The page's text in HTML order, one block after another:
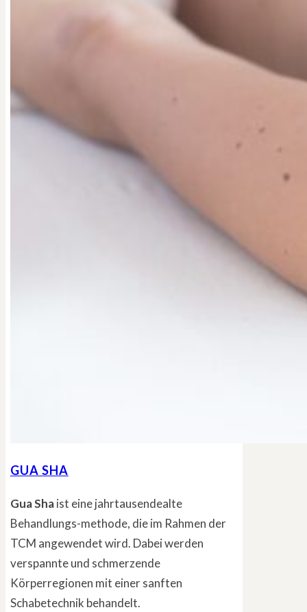
GUA SHA
Gua Shaist eine jahrtausendealte
Behandlungs-methode, die im Rahmen der
TCM angewendet wird. Dabei werden
verspannte und schmerzende
Körperregionen mit einer sanften
Schabetechnik behandelt.